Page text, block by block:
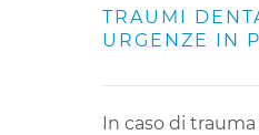
TRAUMI
URGENZE IN
In caso di